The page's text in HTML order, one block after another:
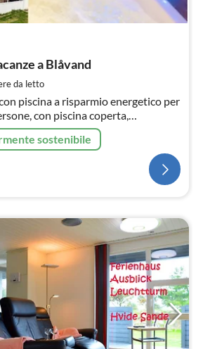
a Blåvand
da letto
piscina a risparmio energetico per
con piscina coperta,
libero, sauna, 2 bagni, camino, W-
e prezzi anche su:
cj (en)
sostenibile